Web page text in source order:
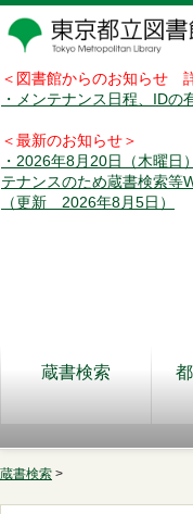
＜図書館からのお知らせ
・メンテナンス日程、ID
＜最新のお知らせ＞
・2026年8月20日（木曜
テナンスのため蔵書検索等
（更新 2026年8月5日）
蔵書検索
蔵書検索 >